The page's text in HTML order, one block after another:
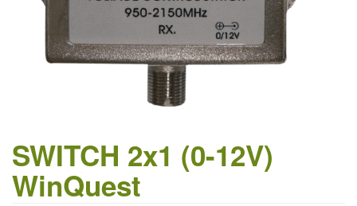
SWITCH 2x1 (0-12V)
WinQuest